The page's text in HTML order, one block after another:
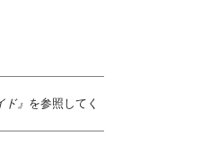
』 を参照してく